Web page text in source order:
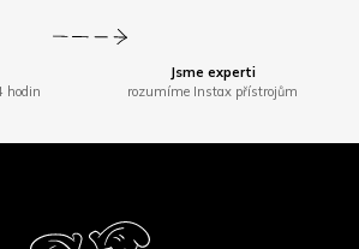
hodin
Jsme experti
rozumíme Instax přístrojům